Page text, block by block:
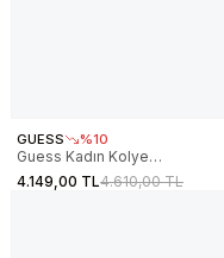
GUESS %10
Guess Kadın Kolye
JGUJUBN05097JWYGAQTU
4.149,00 TL4.610,00 TL